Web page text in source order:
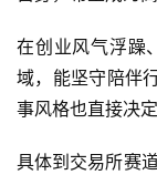
在创业风气浮躁
域，能坚守陪伴
事风格也直接决
具体到交易所赛